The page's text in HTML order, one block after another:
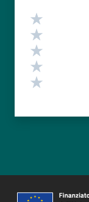
Valutazione